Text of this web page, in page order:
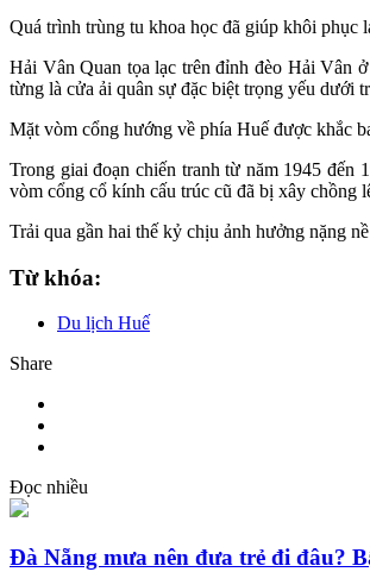
Quá trình trùng tu khoa học đã giúp khôi phục
Hải Vân Quan tọa lạc trên đỉnh đèo Hải Vân
từng là cửa ải quân sự đặc biệt trọng yếu dưới
Mặt vòm cổng hướng về phía Huế được khắc
Trong giai đoạn chiến tranh từ năm 1945 đến
vòm cổng cổ kính cấu trúc cũ đã bị xây chồng
Trải qua gần hai thế kỷ chịu ảnh hưởng nặng
Từ khóa:
Du lịch Huế
Share
Đọc nhiều
Đà Nẵng mưa nên đưa trẻ đi đâu?